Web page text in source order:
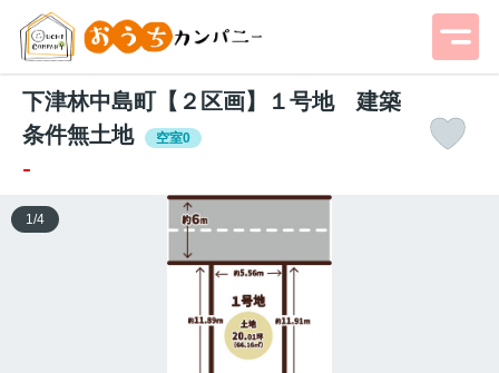
下津林中島町【２区画】１号地 建築
条件無土地
空室0
-
1 /4